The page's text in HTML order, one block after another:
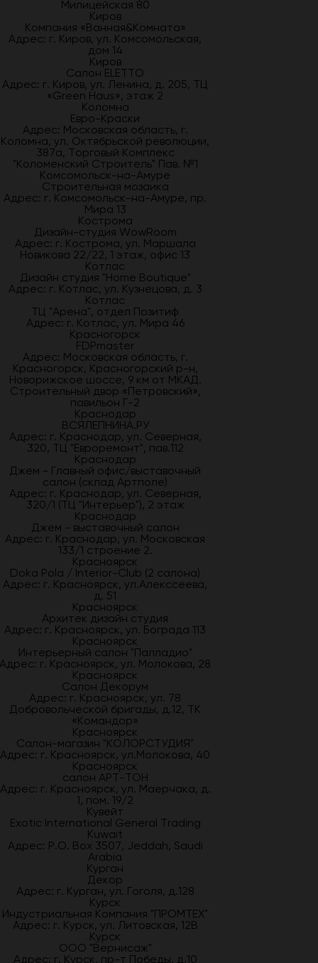
Милицейская 80
Киров
Компания «Ванная&Комната»
Адрес: г. Киров, ул. Комсомольская,
дом 14
Киров
Салон ELETTO
Адрес: г. Киров, ул. Ленина, д. 205, ТЦ
«Green Haus», этаж 2
Коломна
Евро-Краски
Адрес: Московская область, г.
Коломна, ул. Октябрьской революции,
387а, Торговый Комплекс
"Коломенский Строитель" Пав. №1
Комсомольск-на-Амуре
Строительная мозаика
Адрес: г. Комсомольск-на-Амуре, пр.
Мира 13
Кострома
Дизайн-студия WowRoom
Адрес: г. Кострома, ул. Маршала
Новикова 22/22, 1 этаж, офис 13
Котлас
Дизайн студия "Home Boutique"
Адрес: г. Котлас, ул. Кузнецова, д. 3
Котлас
ТЦ "Арена", отдел Позитиф
Адрес: г. Котлас, ул. Мира 46
Красногорск
FDPmaster
Адрес: Московская область, г.
Красногорск, Красногорский р-н,
Новорижское шоссе, 9 км от МКАД.
Строительный двор «Петровский»,
павильон Г-2
Краснодар
ВСЯЛЕПНИНА.РУ
Адрес: г. Краснодар, ул. Северная,
320, ТЦ "Евроремонт", пав.112
Краснодар
Джем - Главный офис/выставочный
салон (склад Артполе)
Адрес: г. Краснодар, ул. Северная,
320/1 (ТЦ "Интерьер"), 2 этаж
Краснодар
Джем - выставочный салон
Адрес: г. Краснодар, ул. Московская
133/1 строение 2.
Красноярск
Doka Pola / Interior-Club (2 салона)
Адрес: г. Красноярск, ул.Алекссеева,
д. 51
Красноярск
Архитек дизайн студия
Адрес: г. Красноярск, ул. Бограда 113
Красноярск
Интерьерный салон "Палладио"
Адрес: г. Красноярск, ул. Молокова, 28
Красноярск
Салон Декорум
Адрес: г. Красноярск, ул. 78
Добровольческой бригады, д.12, ТК
«Командор»
Красноярск
Салон-магазин "КОЛОРСТУДИЯ"
Адрес: г. Красноярск, ул.Молокова, 40
Красноярск
салон АРТ-ТОН
Адрес: г. Красноярск, ул. Маерчака, д.
1, пом. 19/2
Кувейт
Exotic International General Trading
Kuwait
Адрес: P.O. Box 3507, Jeddah, Saudi
Arabia
Курган
Декор
Адрес: г. Курган, ул. Гоголя, д.128
Курск
Индустриальная Компания "ПРОМТЕХ"
Адрес: г. Курск, ул. Литовская, 12В
Курск
ООО "Вернисаж"
Адрес: г. Курск, пр-т Победы, д.10